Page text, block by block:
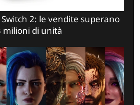
2: le vendite superano
milioni di unità